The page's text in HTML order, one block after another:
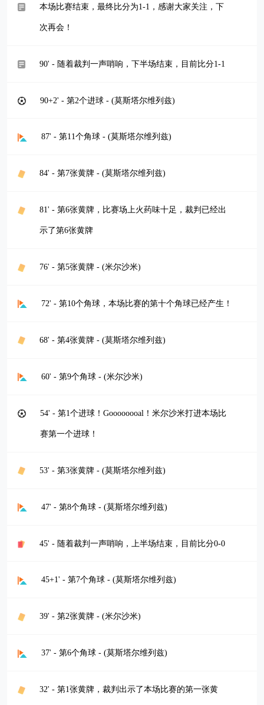
本场比赛结束，最终比分为1-1，感谢大家关注，下
次再会！
90' - 随着裁判一声哨响，下半场结束，目前比分1-1
90+2' - 第2个进球 - (莫斯塔尔维列兹)
87' - 第11个角球 - (莫斯塔尔维列兹)
84' - 第7张黄牌 - (莫斯塔尔维列兹)
81' - 第6张黄牌，比赛场上火药味十足，裁判已经出
示了第6张黄牌
76' - 第5张黄牌 - (米尔沙米)
72' - 第10个角球，本场比赛的第十个角球已经产生！
68' - 第4张黄牌 - (莫斯塔尔维列兹)
60' - 第9个角球 - (米尔沙米)
54' - 第1个进球！Goooooooal！米尔沙米打进本场比
赛第一个进球！
53' - 第3张黄牌 - (莫斯塔尔维列兹)
47' - 第8个角球 - (莫斯塔尔维列兹)
45' - 随着裁判一声哨响，上半场结束，目前比分0-0
45+1' - 第7个角球 - (莫斯塔尔维列兹)
39' - 第2张黄牌 - (米尔沙米)
37' - 第6个角球 - (莫斯塔尔维列兹)
32' - 第1张黄牌，裁判出示了本场比赛的第一张黄